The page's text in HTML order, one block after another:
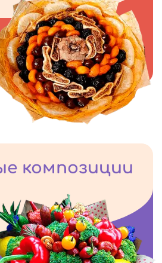
композиции